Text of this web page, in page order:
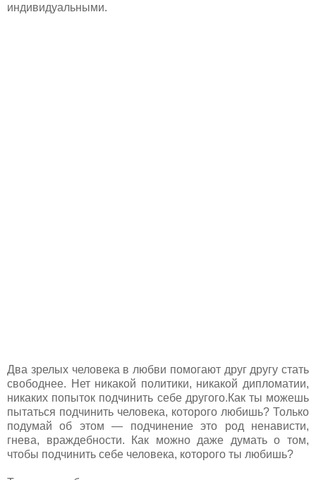
индивидуальными.
Два зрелых человека в любви помогают друг другу стать
свободнее. Нет никакой политики, никакой дипломатии,
никаких попыток подчинить себе другого.Как ты можешь
пытаться подчинить человека, которого любишь? Только
подумай об этом — подчинение это род ненависти,
гнева, враждебности. Как можно даже думать о том,
чтобы подчинить себе человека, которого ты любишь?